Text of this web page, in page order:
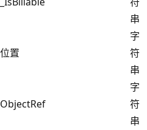
串
位置
字
符
串
ObjectRef
字
符
串